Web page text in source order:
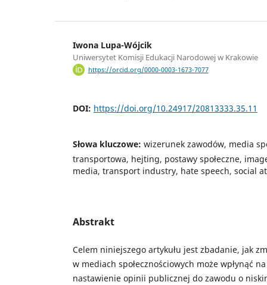
Iwona Lupa-Wójcik
Uniwersytet Komisji Edukacji Narodowej w Krakowie
https://orcid.org/0000-0003-1673-7077
DOI: https://doi.org/10.24917/20813333.35.11
Słowa kluczowe: wizerunek zawodów, media
transportowa, hejting, postawy społeczne,
media, transport industry, hate speech, social
Abstrakt
Celem niniejszego artykułu jest zbadanie, jak
w mediach społecznościowych może wpłynąć
nastawienie opinii publicznej do zawodu o